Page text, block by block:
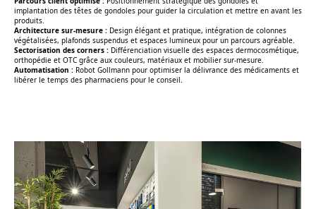
implantation des têtes de gondoles pour guider la circulation et mettre en avant les
produits.
Architecture sur-mesure : Design élégant et pratique, intégration de colonnes
végétalisées, plafonds suspendus et espaces lumineux pour un parcours agréable.
Sectorisation des corners : Différenciation visuelle des espaces dermocosmétique,
orthopédie et OTC grâce aux couleurs, matériaux et mobilier sur-mesure.
Automatisation : Robot Gollmann pour optimiser la délivrance des médicaments et
libérer le temps des pharmaciens pour le conseil.